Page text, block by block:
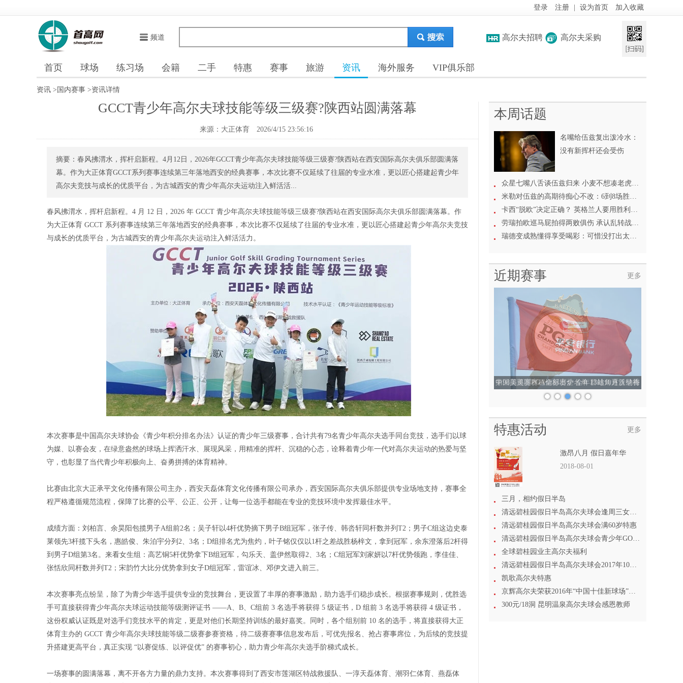
登录 注册 设为首页 加入收藏
高尔夫招聘 高尔夫采购
频道
首页 球场 练习场 会籍 二手 特惠 赛事 旅游 资讯 海外服务 VIP俱乐部
资讯 > 国内赛事 >资讯详情
GCCT青少年高尔夫球技能等级三级赛?陕西站圆满落幕
来源：大正体育 2026/4/15 23:56:16
摘要：春风拂渭水，挥杆启新程。4月12日，2026年GCCT青少年高尔夫球技能等级三级赛?陕西站在西安国际高尔夫俱乐部圆满落
幕。作为大正体育GCCT系列赛事连续第三年落地西安的经典赛事，本次比赛不仅延续了往届的专业水准，更以匠心搭建起青少年
高尔夫竞技与成长的优质平台，为古城西安的青少年高尔夫运动注入鲜活活...
春风拂渭水，挥杆启新程。4 月 12 日，2026 年 GCCT 青少年高尔夫球技能等级三级赛?陕西站在西安国际高尔夫俱乐部圆满落幕。作
为大正体育 GCCT 系列赛事连续第三年落地西安的经典赛事，本次比赛不仅延续了往届的专业水准，更以匠心搭建起青少年高尔夫竞技
与成长的优质平台，为古城西安的青少年高尔夫运动注入鲜活活力。
本次赛事是中国高尔夫球协会《青少年积分排名办法》认证的青少年三级赛事，合计共有79名青少年高尔夫选手同台竞技，选手们以球
为媒、以赛会友，在绿意盎然的球场上挥洒汗水、展现风采，用精准的挥杆、沉稳的心态，诠释着青少年一代对高尔夫运动的热爱与坚
守，也彰显了当代青少年积极向上、奋勇拼搏的体育精神。
比赛由北京大正承平文化传播有限公司主办，西安天磊体育文化传播有限公司承办，西安国际高尔夫俱乐部提供专业场地支持，赛事全
程严格遵循规范流程，保障了比赛的公平、公正、公开，让每一位选手都能在专业的竞技环境中发挥最佳水平。
成绩方面：刘柏言、余昊阳包揽男子A组前2名；吴子轩以4杆优势摘下男子B组冠军，张子传、韩呇轩同杆数并列T2；男子C组这边史泰
莱领先3杆揽下头名，惠皓俊、朱泊宇分列2、3名；D组排名尤为焦灼，叶子铭仅仅以1杆之差战胜杨梓文，拿到冠军，余东澄落后2杆得
到男子D组第3名。来看女生组：高艺铜5杆优势拿下B组冠军，勾乐天、盖伊然取得2、3名；C组冠军刘家妍以7杆优势领跑，李佳佳、
张恬欣同杆数并列T2；宋韵竹大比分优势拿到女子D组冠军，雷谊冰、邓伊文进入前三。
本次赛事亮点纷呈，除了为青少年选手提供专业的竞技舞台，更设置了丰厚的赛事激励，助力选手们稳步成长。根据赛事规则，优胜选
手可直接获得青少年高尔夫球运动技能等级测评证书 ——A、B、C组前 3 名选手将获得 5 级证书，D 组前 3 名选手将获得 4 级证书，
这份权威认证既是对选手们竞技水平的肯定，更是对他们长期坚持训练的最好嘉奖。同时，各个组别前 10 名的选手，将直接获得大正
体育主办的 GCCT 青少年高尔夫球技能等级二级赛参赛资格，待二级赛赛事信息发布后，可优先报名、抢占赛事席位，为后续的竞技提
升搭建更高平台，真正实现 “以赛促练、以评促优” 的赛事初心，助力青少年高尔夫选手阶梯式成长。
一场赛事的圆满落幕，离不开各方力量的鼎力支持。本次赛事得到了西安市莲湖区特战救援队、一淳天磊体育、潮羽仁体育、燕磊体
本周话题
名嘴给伍兹复出泼冷水：
没有新挥杆还会受伤
众星七嘴八舌谈伍兹归来 小麦不想凑老虎热闹
米勒对伍兹的高期待痴心不改：6到8场胜利没问题
卡西“脱欧”决定正确？ 英格兰人要用胜利来证明
劳瑞拍欧巡马屁拍得两败俱伤 承认乱转战线遭反噬
瑞德变成熟懂得享受喝彩：可惜没打出太多精彩球
更多
近期赛事
第98届美国PGA锦标赛全名单 群雄角逐沃纳梅
克杯
更多
特惠活动
激昂八月 假日嘉年华
2018-08-01
三月，相约假日半岛
清远碧桂园假日半岛高尔夫球会逢周三女士尊享
清远碧桂园假日半岛高尔夫球会满60岁特惠
清远碧桂园假日半岛高尔夫球会青少年GOLF专场
全球碧桂园业主高尔夫福利
清远碧桂园假日半岛高尔夫球会2017年10月1日起打球特惠
凯歌高尔夫特惠
京辉高尔夫荣获2016年“中国十佳新球场”称号
300元/18洞 昆明温泉高尔夫球会感恩教师